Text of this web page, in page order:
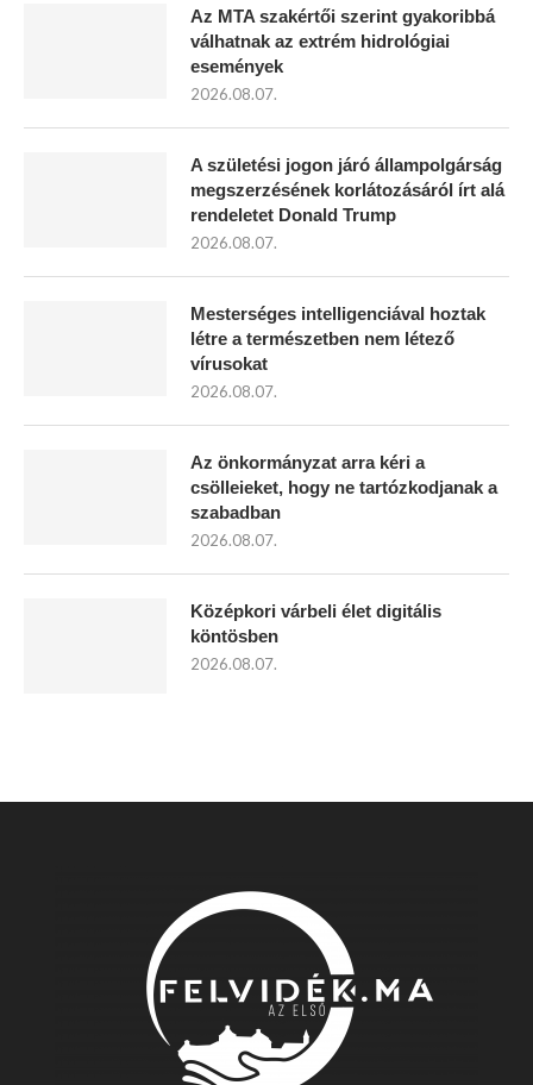
Az MTA szakértői szerint gyakoribbá
válhatnak az extrém hidrológiai
események
2026.08.07.
A születési jogon járó állampolgárság
megszerzésének korlátozásáról írt alá
rendeletet Donald Trump
2026.08.07.
Mesterséges intelligenciával hoztak
létre a természetben nem létező
vírusokat
2026.08.07.
Az önkormányzat arra kéri a
csölleieket, hogy ne tartózkodjanak a
szabadban
2026.08.07.
Középkori várbeli élet digitális
köntösben
2026.08.07.